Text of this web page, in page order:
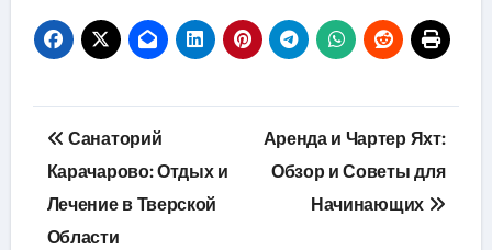
Навигация
по
записям
Санаторий
Карачарово: Отдых и
Лечение в Тверской
Области
Аренда и Чартер Яхт:
Обзор и Советы для
Начинающих